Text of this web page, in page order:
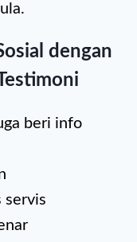
dengan
beri info
servis